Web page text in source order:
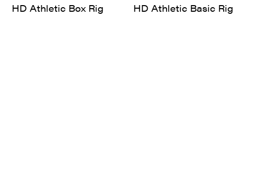
HD Athletic Box Rig HD Athletic Basic Rig